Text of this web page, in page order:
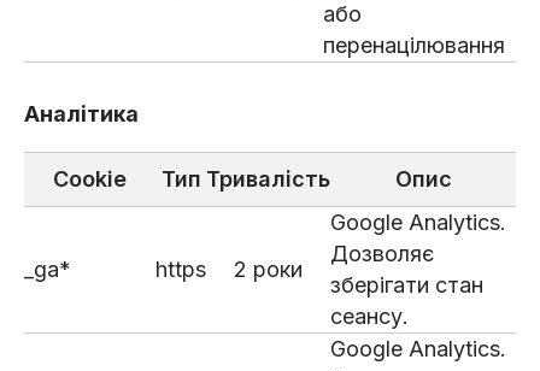
або
перенацілювання
Аналітика
Cookie Тип Тривалість Опис
_ga* https 2 роки
Google Аnalytics.
Дозволяє
зберігати стан
сеансу.
Google Аnalytics.